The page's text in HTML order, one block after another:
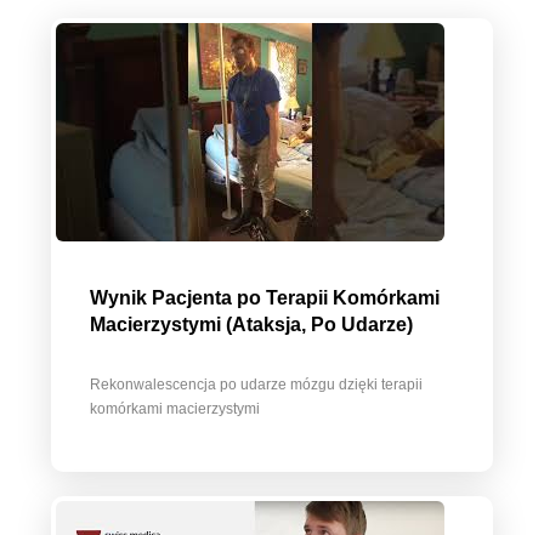
Wynik Pacjenta po Terapii Komórkami
Macierzystymi (Ataksja, Po Udarze)
Rekonwalescencja po udarze mózgu dzięki terapii
komórkami macierzystymi